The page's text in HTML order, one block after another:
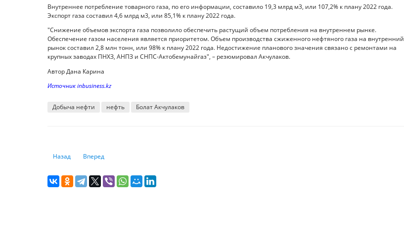
Внутреннее потребление товарного газа, по его информации, составило 19,3 млрд м3, или 107,2% к плану 2022 года.
Экспорт газа составил 4,6 млрд м3, или 85,1% к плану 2022 года.
"Снижение объемов экспорта газа позволило обеспечить растущий объем потребления на внутреннем рынке.
Обеспечение газом населения является приоритетом. Объем производства сжиженного нефтяного газа на внутренний
рынок составил 2,8 млн тонн, или 98% к плану 2022 года. Недостижение планового значения связано с ремонтами на
крупных заводах ПНХЗ, АНПЗ и СНПС-Актобемунайгаз", – резюмировал Акчулаков.
Автор Дана Карина
Источник inbusiness.kz
Добыча нефти нефть Болат Акчулаков
Предыдущий: Долги американских домохозяйств выросли в 2022 году на 7,65% и превысили $16 трлн
Назад Следующий: Миссия невыполнима? Как спасти пенсионные сбережения казахстанцев от инфляции
Вперед